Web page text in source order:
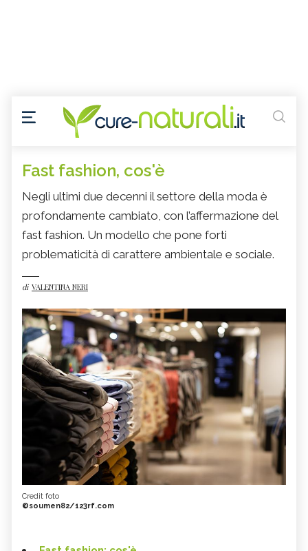
Fast fashion, cos'è
Negli ultimi due decenni il settore della moda è
profondamente cambiato, con l’affermazione del
fast fashion. Un modello che pone forti
problematicità di carattere ambientale e sociale.
di VALENTINA NERI
Credit foto
©soumen82/123rf.com